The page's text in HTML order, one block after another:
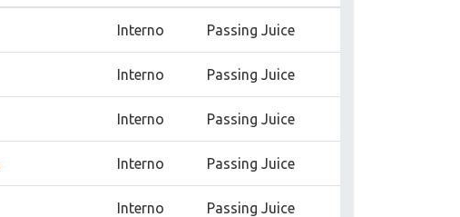
Interno Passing Juice
Interno Passing Juice
Interno Passing Juice
Interno Passing Juice
Interno Passing Juice